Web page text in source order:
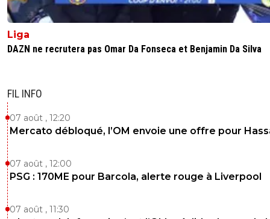
Liga
DAZN ne recrutera pas Omar Da Fonseca et Benjamin Da Silva
FIL INFO
07 août , 12:20
Mercato débloqué, l’OM envoie une offre pour
07 août , 12:00
PSG : 170ME pour Barcola, alerte rouge à Liverpool
07 août , 11:30